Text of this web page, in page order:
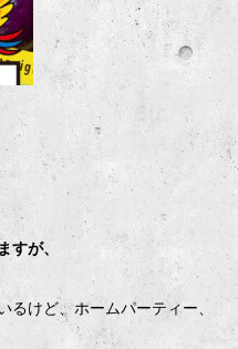
すが、
るけど、ホームパーティー、